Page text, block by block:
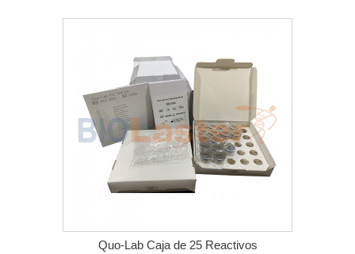
Quo-Lab Caja de 25 Reactivos